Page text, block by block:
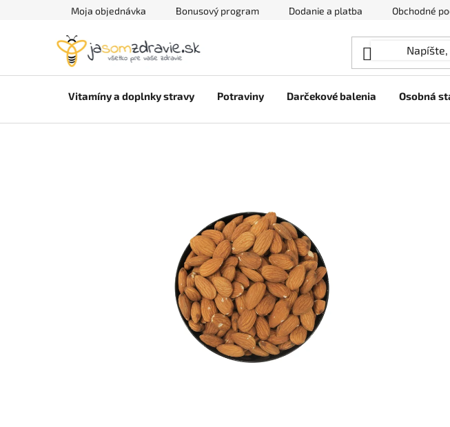
Moja objednávka Bonusový program Dodanie a platba Obchodné
Vitamíny a doplnky stravy Potraviny Darčekové balenia Osobná